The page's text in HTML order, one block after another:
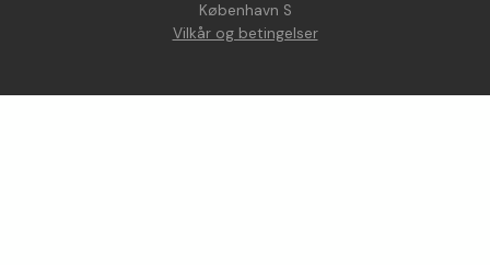
København S
Vilkår og betingelser